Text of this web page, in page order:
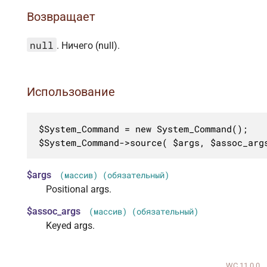
Возвращает
null . Ничего (null).
Использование
$System_Command = new System_Command();
$System_Command->source( $args,
$args (массив) (обязательный)
Positional args.
$assoc_args
(массив) (обязательный)
Keyed args.